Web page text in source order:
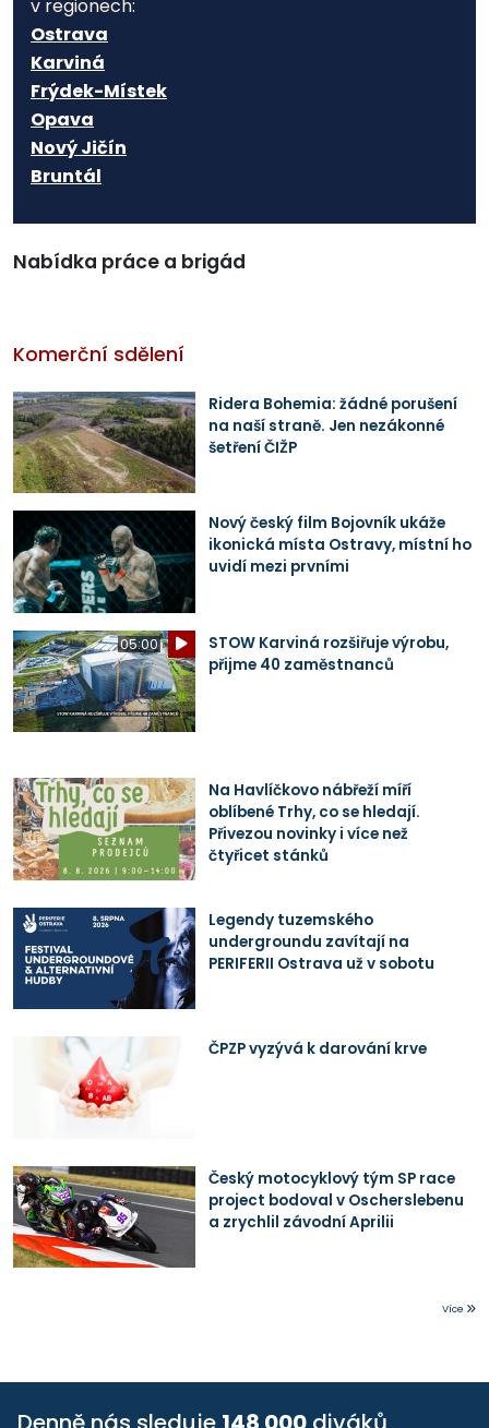
v regionech:
Ostrava
Karviná
Frýdek-Místek
Opava
Nový Jičín
Bruntál
Nabídka práce a brigád
Komerční sdělení
Ridera Bohemia: žádné porušení
na naší straně. Jen nezákonné
šetření ČIŽP
Nový český film Bojovník ukáže
ikonická místa Ostravy, místní ho
uvidí mezi prvními
05:00
STOW Karviná rozšiřuje výrobu,
přijme 40 zaměstnanců
Na Havlíčkovo nábřeží míří
oblíbené Trhy, co se hledají.
Přivezou novinky i více než
čtyřicet stánků
Legendy tuzemského
undergroundu zavítají na
PERIFERII Ostrava už v sobotu
ČPZP vyzývá k darování krve
Český motocyklový tým SP race
project bodoval v Oscherslebenu
a zrychlil závodní Aprilii
Více